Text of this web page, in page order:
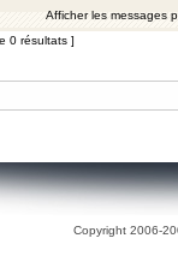
Afficher les messages
0 résultats ]
Copyright 2006-